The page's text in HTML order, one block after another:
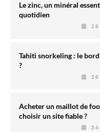
Le zinc, un minéral
quotidien
Tahiti snorkeling : le
?
Acheter un maillot de
choisir un site fiable ?